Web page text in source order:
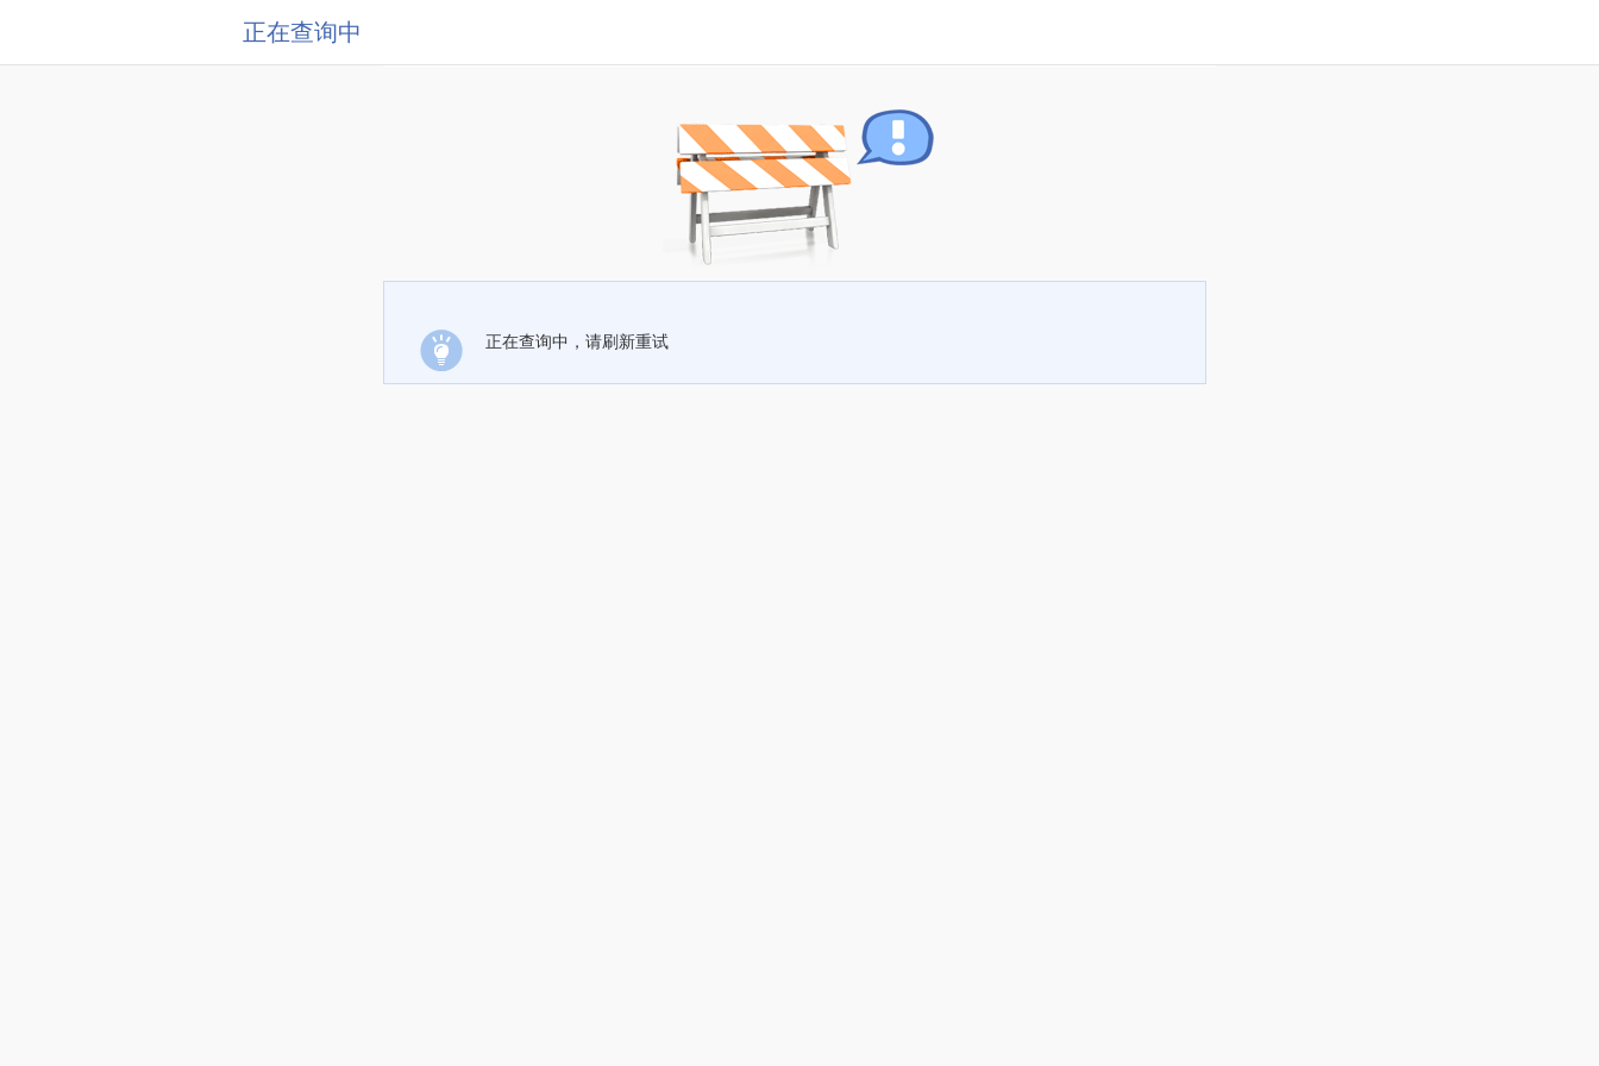
正在查询中
正在查询中，请刷新重试